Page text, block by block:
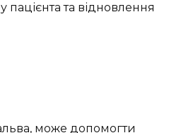
пацієнта та відновлення
може допомогти